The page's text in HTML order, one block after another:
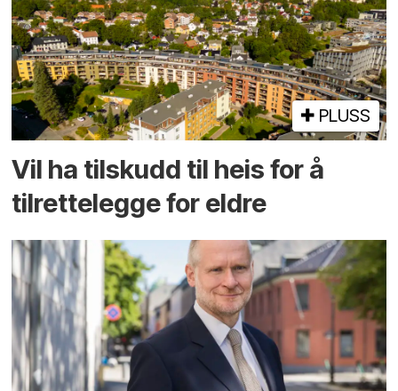
PLUSS
Vil ha tilskudd til heis for å
tilrettelegge for eldre